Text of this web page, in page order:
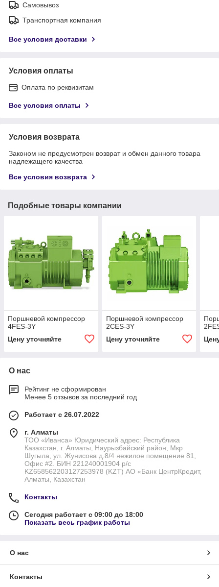
Самовывоз
Транспортная компания
Все условия доставки
Условия оплаты
Оплата по реквизитам
Все условия оплаты
Условия возврата
Законом не предусмотрен возврат и обмен данного товара
надлежащего качества
Все условия возврата
Подобные товары компании
Поршневой компрессор
4FES-3Y
Цену уточняйте
Поршневой компрессор
2CES-3Y
Цену уточняйте
О нас
Рейтинг не сформирован
Менее 5 отзывов за последний год
Работает с 26.07.2022
г. Алматы
ТОО «Иванса» Юридический адрес: Республика
Казахстан, г. Алматы, Наурызбайский район, Мкр
Шугыла, ул. Жунисова д.8/4 нежилое помещение 81,
Офис #2. БИН 221240001904 р/с
KZ658562203127253978 (KZT) АО «Банк ЦентрКредит,
Алматы, Казахстан
Контакты
Сегодня работает с 09:00 до 18:00
Показать весь график работы
О нас
Контакты